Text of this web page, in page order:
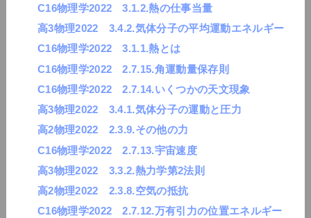
C16物理学2022 3.1.2.熱の仕事当量
高3物理2022 3.4.2.気体分子の平均運動エネルギー
C16物理学2022 3.1.1.熱とは
C16物理学2022 2.7.15.角運動量保存則
C16物理学2022 2.7.14.いくつかの天文現象
高3物理2022 3.4.1.気体分子の運動と圧力
高2物理2022 2.3.9.その他の力
C16物理学2022 2.7.13.宇宙速度
高3物理2022 3.3.2.熱力学第2法則
高2物理2022 2.3.8.空気の抵抗
C16物理学2022 2.7.12.万有引力の位置エネルギー